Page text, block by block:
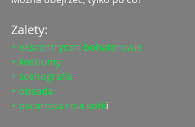
Zalety:
+ ekscentryczni bohaterowie
+ kostiumy
+ scenografia
+ obsada
+ oscarowa rola kotki